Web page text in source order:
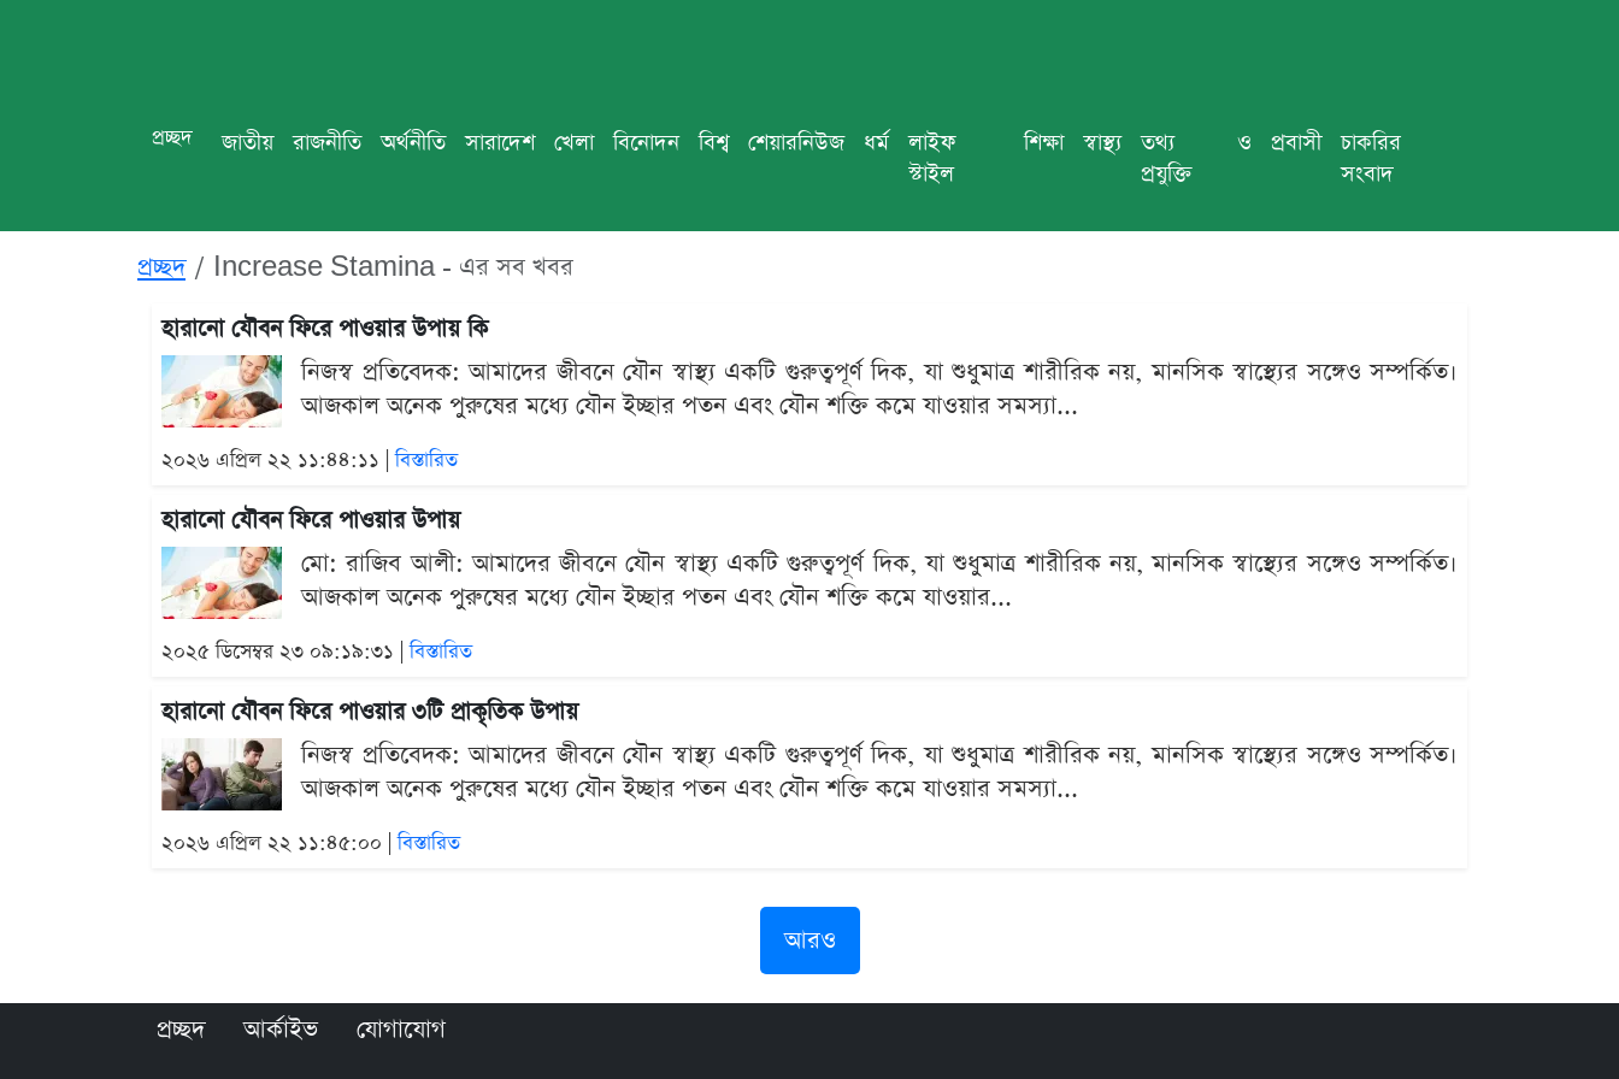
প্রচ্ছদ জাতীয় রাজনীতি অর্থনীতি সারাদেশ খেলা বিনোদন বিশ্ব শেয়ারনিউজ ধর্ম
লাইফ
স্টাইল
শিক্ষা স্বাস্থ্য
তথ্য ও
প্রযুক্তি
প্রবাসী
চাকরির
সংবাদ
প্রচ্ছদ Increase Stamina - এর সব খবর
হারানো যৌবন ফিরে পাওয়ার উপায় কি
নিজস্ব প্রতিবেদক: আমাদের জীবনে যৌন স্বাস্থ্য একটি গুরুত্বপূর্ণ দিক, যা শুধুমাত্র শারীরিক নয়, মানসিক স্বাস্থ্যের সঙ্গেও সম্পর্কিত।
আজকাল অনেক পুরুষের মধ্যে যৌন ইচ্ছার পতন এবং যৌন শক্তি কমে যাওয়ার সমস্যা...
২০২৬ এপ্রিল ২২ ১১:৪৪:১১ |বিস্তারিত
হারানো যৌবন ফিরে পাওয়ার উপায়
মো: রাজিব আলী: আমাদের জীবনে যৌন স্বাস্থ্য একটি গুরুত্বপূর্ণ দিক, যা শুধুমাত্র শারীরিক নয়, মানসিক স্বাস্থ্যের সঙ্গেও সম্পর্কিত।
আজকাল অনেক পুরুষের মধ্যে যৌন ইচ্ছার পতন এবং যৌন শক্তি কমে যাওয়ার...
২০২৫ ডিসেম্বর ২৩ ০৯:১৯:৩১ |বিস্তারিত
হারানো যৌবন ফিরে পাওয়ার ৩টি প্রাকৃতিক উপায়
নিজস্ব প্রতিবেদক: আমাদের জীবনে যৌন স্বাস্থ্য একটি গুরুত্বপূর্ণ দিক, যা শুধুমাত্র শারীরিক নয়, মানসিক স্বাস্থ্যের সঙ্গেও সম্পর্কিত।
আজকাল অনেক পুরুষের মধ্যে যৌন ইচ্ছার পতন এবং যৌন শক্তি কমে যাওয়ার সমস্যা...
২০২৬ এপ্রিল ২২ ১১:৪৫:০০ |বিস্তারিত
আরও
প্রচ্ছদ আর্কাইভ যোগাযোগ